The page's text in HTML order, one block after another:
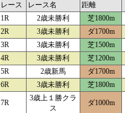
レース
レース名 距離
1R
2歳未勝利 芝1800m
2R
3歳未勝利 ダ1700m
3R
3歳未勝利 芝1500m
4R
3歳未勝利 芝1200m
5R
2歳新馬 ダ1700m
6R
3歳未勝利 芝1800m
7R
3歳上１勝クラ
ス
ダ1000m